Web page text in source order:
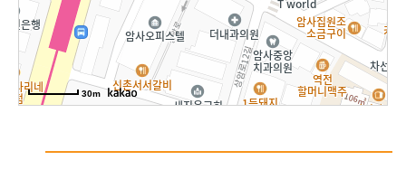
30m